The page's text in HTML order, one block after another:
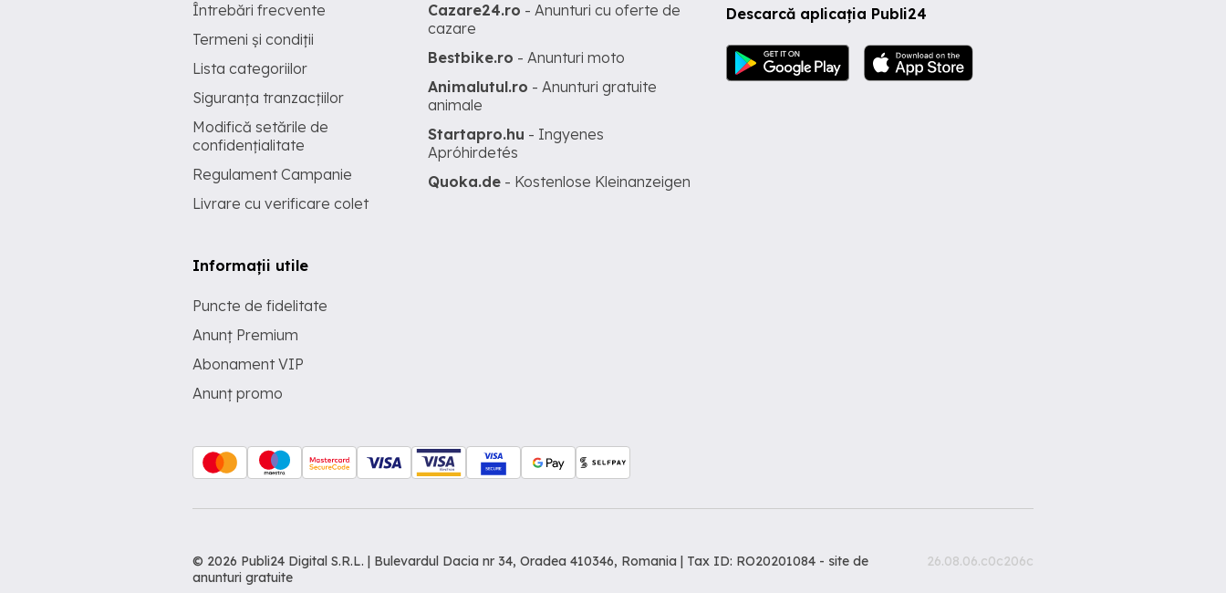
Descarcă aplicația Publi24
Întrebări frecvente
Termeni și condiții
Lista categoriilor
Siguranța tranzacțiilor
Modifică setările de
confidențialitate
Regulament Campanie
Livrare cu verificare colet
Informații utile
Puncte de fidelitate
Anunț Premium
Abonament VIP
Anunț promo
Cazare24.ro - Anunturi cu oferte de
cazare
Bestbike.ro - Anunturi moto
Animalutul.ro - Anunturi gratuite
animale
Startapro.hu - Ingyenes
Apróhirdetés
Quoka.de - Kostenlose Kleinanzeigen
© 2026 Publi24 Digital S.R.L. | Bulevardul Dacia nr 34, Oradea 410346, Romania | Tax ID: RO20201084 - site de
anunturi gratuite
26.08.06.c0c206c